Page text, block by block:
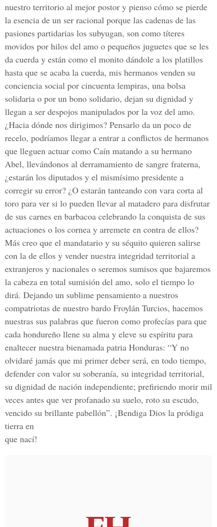
nuestro territorio al mejor postor y pienso cómo se pierde
la esencia de un ser racional porque las cadenas de las
pasiones partidarias los subyugan, son como títeres
movidos por hilos del amo o pequeños juguetes que se les
da cuerda y están como el monito dándole a los platillos
hasta que se acaba la cuerda, mis hermanos venden su
conciencia social por cincuenta lempiras, una bolsa
solidaria o por un bono solidario, dejan su dignidad y
llegan a ser despojos manipulados por la voz del amo.
¿Hacia dónde nos dirigimos? Pensarlo da un poco de
recelo, podríamos llegar a entrar a conflictos de hermanos
que lleguen actuar como Caín matando a su hermano
Abel, llevándonos al derramamiento de sangre fraterna,
¿estarán los diputados y el mismísimo presidente a
corregir su error? ¿O estarán tanteando con vara corta al
toro para ver si lo pueden llevar al matadero para disfrutar
de sus carnes en barbacoa celebrando la conquista de sus
actuaciones o los cornea y arremete en contra de ellos?
Más creo que el mandatario y su séquito quieren salirse
con la de ellos y vender nuestra integridad territorial a
extranjeros y nacionales o seremos sumisos que bajaremos
la cabeza en total sumisión del amo, solo el tiempo lo
dirá. Dejando un sublime pensamiento a nuestros
compatriotas de nuestro bardo Froylán Turcios, hacemos
nuestras sus palabras que fueron como profecías para que
cada hondureño llene su alma y eleve su espíritu para
enaltecer nuestra bienamada patria Honduras: “Y no
olvidaré jamás que mi primer deber será, en todo tiempo,
defender con valor su soberanía, su integridad territorial,
su dignidad de nación independiente; prefiriendo morir mil
veces antes que ver profanado su suelo, roto su escudo,
vencido su brillante pabellón”. ¡Bendiga Dios la pródiga
tierra en
que nací!